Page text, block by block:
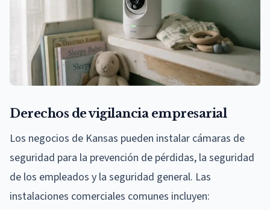
Derechos de vigilancia empresarial
Los negocios de Kansas pueden instalar cámaras de
seguridad para la prevención de pérdidas, la seguridad
de los empleados y la seguridad general. Las
instalaciones comerciales comunes incluyen: